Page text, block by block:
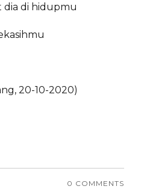
di hidupmu
20-10-2020)
0 COMMENTS